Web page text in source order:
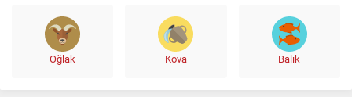
Oğlak Kova Balık